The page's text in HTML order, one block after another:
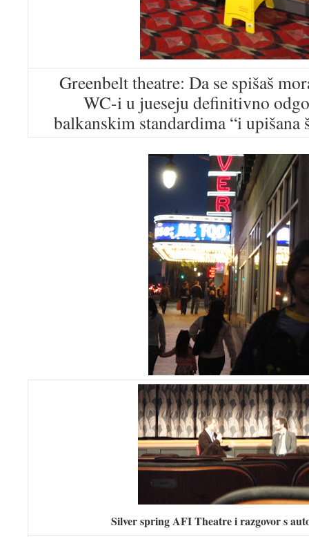
Greenbelt theatre: Da se spišaš
WC-i u jueseju definitivno
balkanskim standardima “i
Silver spring AFI Theatre i razgovor s